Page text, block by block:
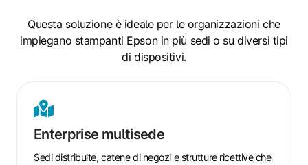
Questa soluzione è ideale per le organizzazioni che
impiegano stampanti Epson in più sedi o su diversi tipi
di dispositivi.
Enterprise multisede
Sedi distribuite, catene di negozi e strutture ricettive che
multisede